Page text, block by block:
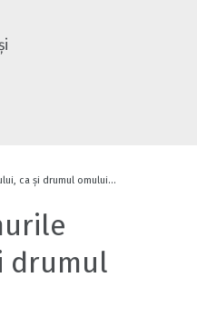
ca și drumul omului…
drumul